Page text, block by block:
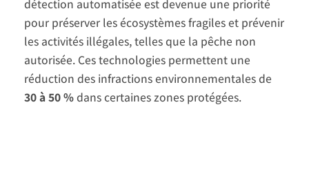
détection automatisée est devenue une priorité
pour préserver les écosystèmes fragiles et prévenir
les activités illégales, telles que la pêche non
autorisée. Ces technologies permettent une
réduction des infractions environnementales de
30 à 50 %dans certaines zones protégées.